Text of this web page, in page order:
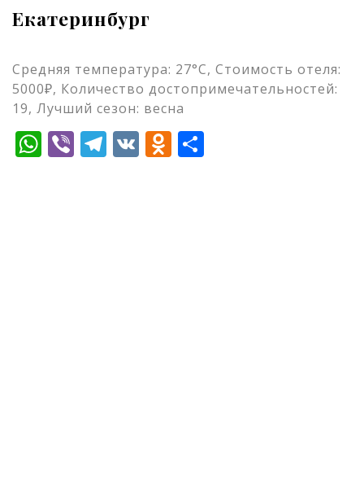
Екатеринбург
Средняя температура: 27°C, Стоимость отеля:
5000₽, Количество достопримечательностей:
19, Лучший сезон: весна
WhatsApp
ViberTelegram
VKOdnoklassniki